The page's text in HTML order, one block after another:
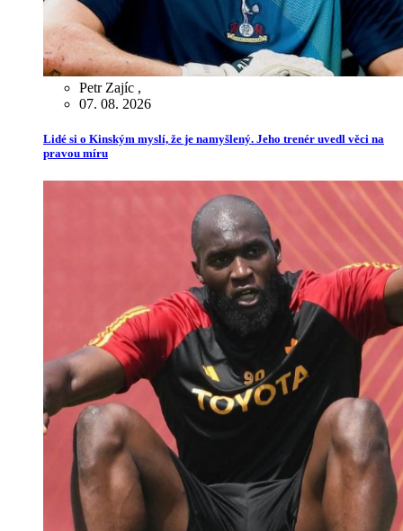
Petr Zajíc ,
07. 08. 2026
Lidé si o Kinským myslí, že je namyšlený. Jeho trenér uvedl věci na
pravou míru